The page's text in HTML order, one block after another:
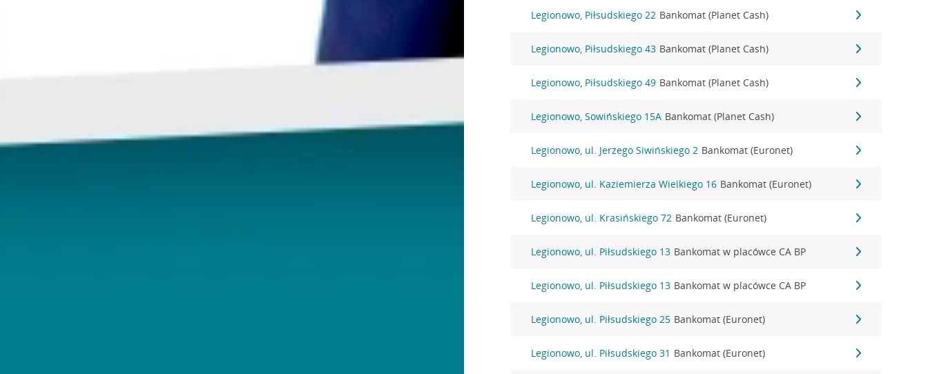
Legionowo, Piłsudskiego 22 Bankomat (Planet Cash)
Legionowo, Piłsudskiego 43 Bankomat (Planet Cash)
Legionowo, Piłsudskiego 49 Bankomat (Planet Cash)
Legionowo, Sowińskiego 15A Bankomat (Planet Cash)
Legionowo, ul. Jerzego Siwińskiego 2 Bankomat (Euronet)
Legionowo, ul. Kaziemierza Wielkiego 16 Bankomat (Euronet)
Legionowo, ul. Krasińskiego 72 Bankomat (Euronet)
Legionowo, ul. Piłsudskiego 13 Bankomat w placówce CA BP
Legionowo, ul. Piłsudskiego 13 Bankomat w placówce CA BP
Legionowo, ul. Piłsudskiego 25 Bankomat (Euronet)
Legionowo, ul. Piłsudskiego 31 Bankomat (Euronet)